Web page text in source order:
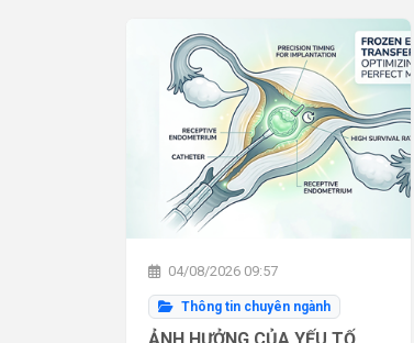
04/08/2026 09:57
Thông tin chuyên ngành